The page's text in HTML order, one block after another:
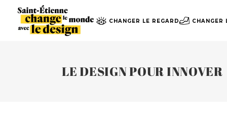
CHANGER LE REGARD CHANGER
LE DESIGN POUR INNOVER